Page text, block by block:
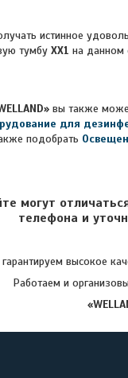
истинное
тумбу XX1 на данном
вы также
для
подобрать
могут
телефона и
высокое
Работаем и